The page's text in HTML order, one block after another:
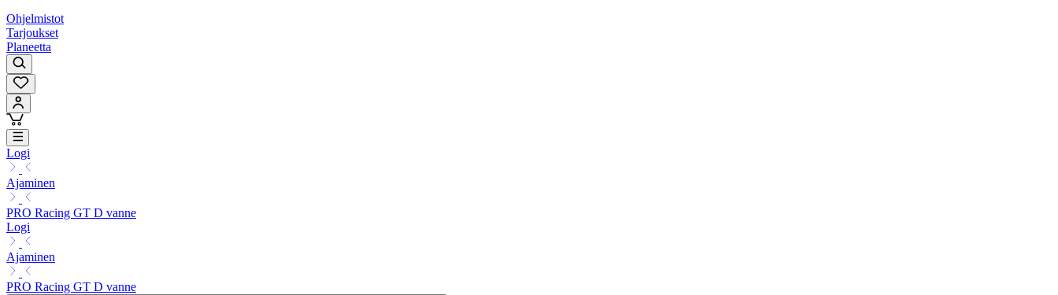
Ohjelmistot
Tarjoukset
Planeetta
Logi
Ajaminen
PRO Racing GT D vanne
Logi
Ajaminen
PRO Racing GT D vanne